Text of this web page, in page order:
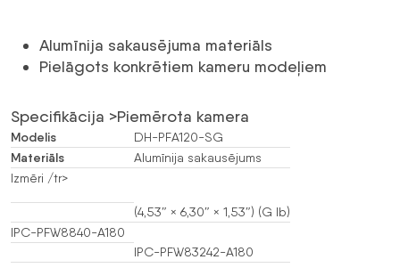
Alumīnija sakausējuma materiāls
Pielāgots konkrētiem kameru modeļiem
Specifikācija >Piemērota kamera
Modelis DH-PFA120-SG
Materiāls
Alumīnija sakausējums
Izmēri /tr>
(4,53″ × 6,30″ × 1,53″) (G lb)
IPC-PFW8840-A180
IPC-PFW83242-A180